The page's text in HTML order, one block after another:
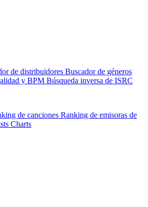
de distribuidores Buscador de géneros
y BPM Búsqueda inversa de ISRC
de canciones Ranking de emisoras de
Charts